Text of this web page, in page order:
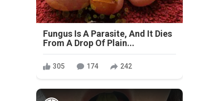
Fungus Is A Parasite, And It Dies
From A Drop Of Plain...
305 174 242